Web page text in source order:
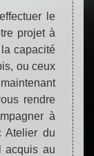
le
projet à
la capacité
ou ceux
rendre
à
Atelier du
acquis au